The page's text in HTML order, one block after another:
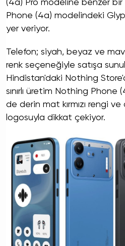
(4a) Pro modeline benzer bir
Phone (4a) modelindeki
yer veriyor.
Telefon; siyah, beyaz ve
renk seçeneğiyle satışa
Hindistan'daki Nothing
sınırlı üretim Nothing
de derin mat kırmızı rengi
logosuyla dikkat çekiyor.